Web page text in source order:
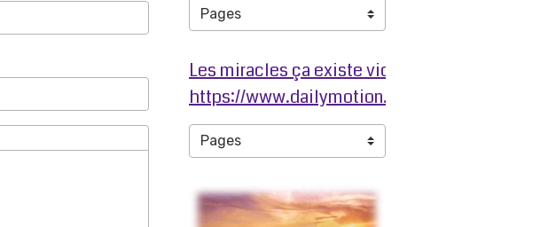
Les miracles ça existe video ma jambe avant
https://www.dailymotion.com/video/